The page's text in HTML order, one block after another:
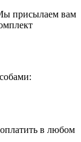
присылаем вам
в любом